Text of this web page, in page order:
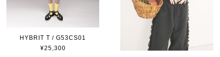
HYBRIT T / G53CS01
¥25,300